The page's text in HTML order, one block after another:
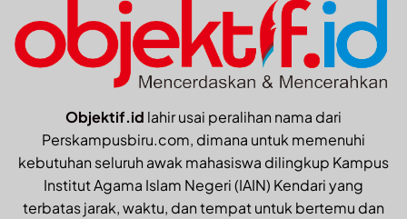
Objektif.id lahir usai peralihan nama dari
Perskampusbiru.com, dimana untuk memenuhi
kebutuhan seluruh awak mahasiswa dilingkup Kampus
Institut Agama Islam Negeri (IAIN) Kendari yang
terbatas jarak, waktu, dan tempat untuk bertemu dan